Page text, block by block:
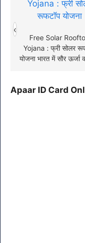
Free Solar
Yojana : फ्री सोलर
योजना भारत में सौर ऊर्जा
‹
Apaar ID Card